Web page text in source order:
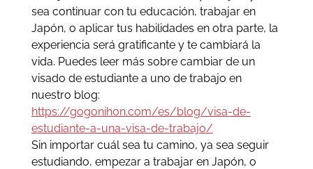
sea continuar con tu educación, trabajar en
Japón, o aplicar tus habilidades en otra parte, la
experiencia será gratificante y te cambiará la
vida. Puedes leer más sobre cambiar de un
visado de estudiante a uno de trabajo en
nuestro blog:
https://gogonihon.com/es/blog/visa-de-
estudiante-a-una-visa-de-trabajo/
Sin importar cuál sea tu camino, ya sea seguir
estudiando, empezar a trabajar en Japón, o